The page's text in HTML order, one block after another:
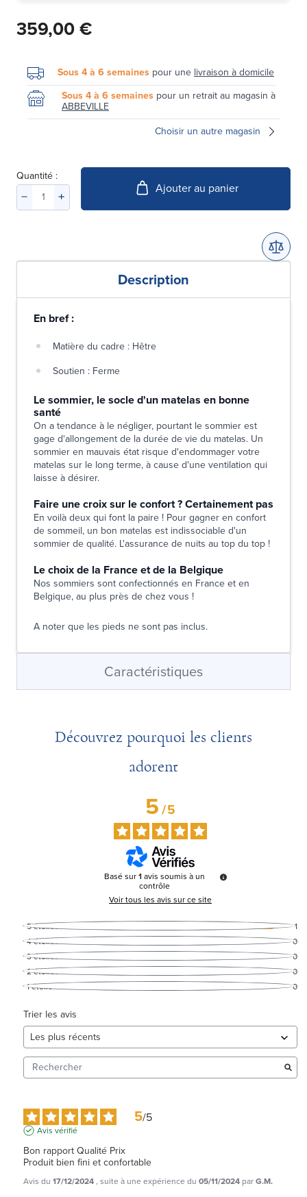
359,00 €
Sous 4 à 6 semaines pour une livraison à domicile
Sous 4 à 6 semaines pour un retrait au magasin à
ABBEVILLE
Choisir un autre magasin
Quantité :
Ajouter au panier
Description
En bref :
Matière du cadre : Hêtre
Soutien : Ferme
Le sommier, le socle d'un matelas en bonne
santé
On a tendance à le négliger, pourtant le sommier est
gage d'allongement de la durée de vie du matelas. Un
sommier en mauvais état risque d'endommager votre
matelas sur le long terme, à cause d'une ventilation qui
laisse à désirer.
Faire une croix sur le confort ? Certainement pas
En voilà deux qui font la paire ! Pour gagner en confort
de sommeil, un bon matelas est indissociable d'un
sommier de qualité. L'assurance de nuits au top du top !
Le choix de la France et de la Belgique
Nos sommiers sont confectionnés en France et en
Belgique, au plus près de chez vous !
A noter que les pieds ne sont pas inclus.
Caractéristiques
Découvrez pourquoi les clients
adorent
5/5
Basé sur1avis soumis à un
contrôle
Voir tous les avis sur ce site
5étoiles
1
4étoiles
0
3étoiles
0
2étoiles
0
1étoile 0
Trier les avis
5/5
Avis vérifié
Bon rapport Qualité Prix
Produit bien fini et confortable
Avis du 17/12/2024, suite à une expérience du 05/11/2024 parG.M.